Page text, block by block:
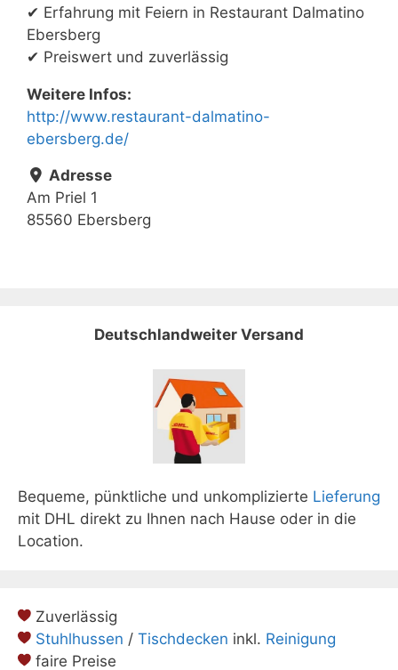
✔ Erfahrung mit Feiern in Restaurant Dalmatino
Ebersberg
✔ Preiswert und zuverlässig
Weitere Infos:
http://www.restaurant-dalmatino-
ebersberg.de/
Adresse
Am Priel 1
85560 Ebersberg
Deutschlandweiter Versand
Bequeme, pünktliche und unkomplizierte Lieferung
mit DHL direkt zu Ihnen nach Hause oder in die
Location.
Zuverlässig
Stuhlhussen / Tischdecken inkl. Reinigung
faire Preise